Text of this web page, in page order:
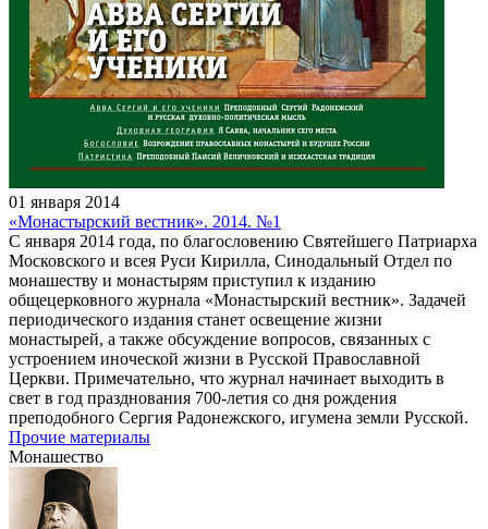
01 января 2014
«Монастырский вестник». 2014. №1
С января 2014 года, по благословению Святейшего Патриарха
Московского и всея Руси Кирилла, Синодальный Отдел по
монашеству и монастырям приступил к изданию
общецерковного журнала «Монастырский вестник». Задачей
периодического издания станет освещение жизни
монастырей, а также обсуждение вопросов, связанных с
устроением иноческой жизни в Русской Православной
Церкви. Примечательно, что журнал начинает выходить в
свет в год празднования 700-летия со дня рождения
преподобного Сергия Радонежского, игумена земли Русской.
Прочие материалы
Монашество